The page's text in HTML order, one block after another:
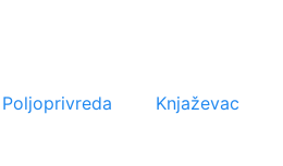
Poljoprivreda Knjaževac